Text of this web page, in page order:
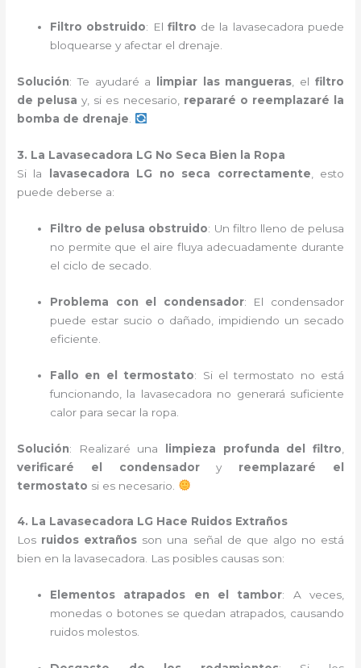
Filtro obstruido: El filtro de la lavasecadora puede
bloquearse y afectar el drenaje.
Solución: Te ayudaré a limpiar las mangueras , el filtro
de pelusa y, si es necesario, repararé o reemplazaré la
bomba de drenaje
3. La Lavasecadora LG No Seca Bien la Ropa
Si la
lavasecadora LG no seca correctamente , esto
puede deberse a:
Filtro de pelusa obstruido: Un filtro lleno de pelusa
no permite que el aire fluya adecuadamente durante
el ciclo de secado.
Problema con el condensador: El condensador
puede estar sucio o dañado, impidiendo un secado
eficiente.
Fallo en el termostato: Si el termostato no está
funcionando, la lavasecadora no generará suficiente
calor para secar la ropa.
Solución: Realizaré una limpieza profunda del filtro
verificaré el condensadory reemplazaré el
termostato si es necesario.
4. La Lavasecadora LG Hace Ruidos Extraños
Los ruidos extraños son una señal de que algo no está
bien en la lavasecadora. Las posibles causas son:
Elementos atrapados en el tambor: A veces,
monedas o botones se quedan atrapados, causando
ruidos molestos.